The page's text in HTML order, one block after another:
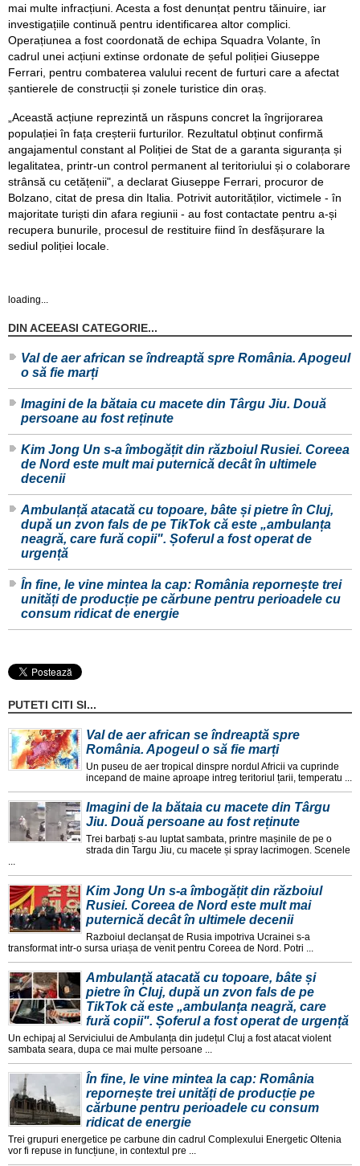
mai multe infracțiuni. Acesta a fost denunțat pentru tăinuire, iar
investigațiile continuă pentru identificarea altor complici.
Operațiunea a fost coordonată de echipa Squadra Volante, în
cadrul unei acțiuni extinse ordonate de șeful poliției Giuseppe
Ferrari, pentru combaterea valului recent de furturi care a afectat
șantierele de construcții și zonele turistice din oraș.
„Această acțiune reprezintă un răspuns concret la îngrijorarea
populației în fața creșterii furturilor. Rezultatul obținut confirmă
angajamentul constant al Poliției de Stat de a garanta siguranța și
legalitatea, printr-un control permanent al teritoriului și o colaborare
strânsă cu cetățenii", a declarat Giuseppe Ferrari, procuror de
Bolzano, citat de presa din Italia. Potrivit autorităților, victimele - în
majoritate turiști din afara regiunii - au fost contactate pentru a-și
recupera bunurile, procesul de restituire fiind în desfășurare la
sediul poliției locale.
loading...
DIN ACEEASI CATEGORIE...
Val de aer african se îndreaptă spre România. Apogeul
o să fie marți
Imagini de la bătaia cu macete din Târgu Jiu. Două
persoane au fost reținute
Kim Jong Un s-a îmbogățit din războiul Rusiei. Coreea
de Nord este mult mai puternică decât în ultimele
decenii
Ambulanță atacată cu topoare, bâte și pietre în Cluj,
după un zvon fals de pe TikTok că este „ambulanța
neagră, care fură copii". Șoferul a fost operat de
urgență
În fine, le vine mintea la cap: România repornește trei
unități de producție pe cărbune pentru perioadele cu
consum ridicat de energie
PUTETI CITI SI...
Val de aer african se îndreaptă spre
România. Apogeul o să fie marți
Un puseu de aer tropical dinspre nordul Africii va cuprinde
incepand de maine aproape intreg teritoriul țarii, temperatu ...
Imagini de la bătaia cu macete din Târgu
Jiu. Două persoane au fost reținute
Trei barbați s-au luptat sambata, printre mașinile de pe o
strada din Targu Jiu, cu macete și spray lacrimogen. Scenele
...
Kim Jong Un s-a îmbogățit din războiul
Rusiei. Coreea de Nord este mult mai
puternică decât în ultimele decenii
Razboiul declanșat de Rusia impotriva Ucrainei s-a
transformat intr-o sursa uriașa de venit pentru Coreea de Nord. Potri ...
Ambulanță atacată cu topoare, bâte și
pietre în Cluj, după un zvon fals de pe
TikTok că este „ambulanța neagră, care
fură copii". Șoferul a fost operat de urgență
Un echipaj al Serviciului de Ambulanța din județul Cluj a fost atacat violent
sambata seara, dupa ce mai multe persoane ...
În fine, le vine mintea la cap: România
repornește trei unități de producție pe
cărbune pentru perioadele cu consum
ridicat de energie
Trei grupuri energetice pe carbune din cadrul Complexului Energetic Oltenia
vor fi repuse in funcțiune, in contextul pre ...